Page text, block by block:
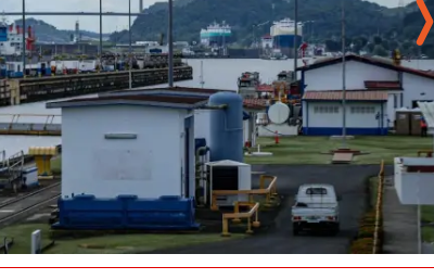
Un fuerte terremoto de magnitud
7,1 se registró este martes 28 de
julio en la prefectura de Kumamoto,
al sur de Japón, provocando una
emergencia de gran...